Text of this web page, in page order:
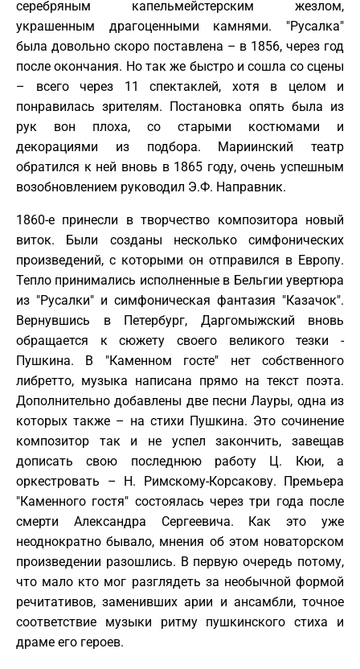
серебряным капельмейстерским жезлом,
украшенным драгоценными камнями. "Русалка"
была довольно скоро поставлена – в 1856, через год
после окончания. Но так же быстро и сошла со сцены
– всего через 11 спектаклей, хотя в целом и
понравилась зрителям. Постановка опять была из
рук вон плоха, со старыми костюмами и
декорациями из подбора. Мариинский театр
обратился к ней вновь в 1865 году, очень успешным
возобновлением руководил Э.Ф. Направник.
1860-е принесли в творчество композитора новый
виток. Были созданы несколько симфонических
произведений, с которыми он отправился в Европу.
Тепло принимались исполненные в Бельгии увертюра
из "Русалки" и симфоническая фантазия "Казачок".
Вернувшись в Петербург, Даргомыжский вновь
обращается к сюжету своего великого тезки -
Пушкина. В "Каменном госте" нет собственного
либретто, музыка написана прямо на текст поэта.
Дополнительно добавлены две песни Лауры, одна из
которых также – на стихи Пушкина. Это сочинение
композитор так и не успел закончить, завещав
дописать свою последнюю работу Ц. Кюи, а
оркестровать – Н. Римскому-Корсакову. Премьера
"Каменного гостя" состоялась через три года после
смерти Александра Сергеевича. Как это уже
неоднократно бывало, мнения об этом новаторском
произведении разошлись. В первую очередь потому,
что мало кто мог разглядеть за необычной формой
речитативов, заменивших арии и ансамбли, точное
соответствие музыки ритму пушкинского стиха и
драме его героев.